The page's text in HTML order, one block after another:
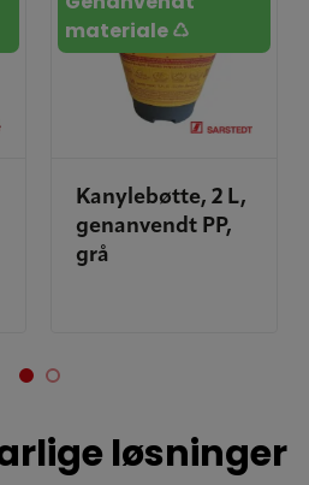
materiale ♺
Kanylebøtte, 2 L,
genanvendt PP,
grå
løsninger